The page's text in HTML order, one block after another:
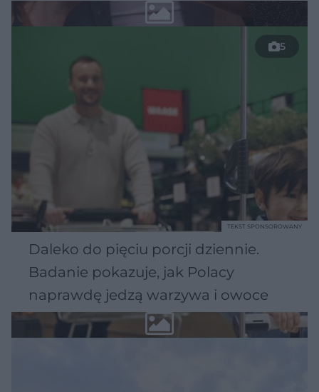
5
Daleko do pięciu porcji dziennie.
Badanie pokazuje, jak Polacy
naprawdę jedzą warzywa i owoce
TEKST SPONSOROWANY